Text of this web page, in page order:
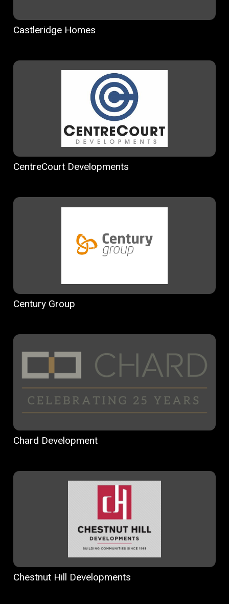
Castleridge Homes
CentreCourt Developments
Century Group
Chard Development
Chestnut Hill Developments